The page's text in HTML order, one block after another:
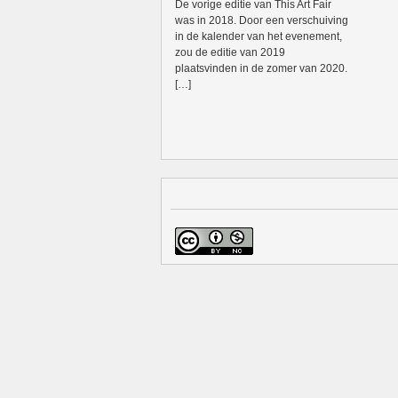
De vorige editie van This Art Fair
was in 2018. Door een verschuiving
in de kalender van het evenement,
zou de editie van 2019
plaatsvinden in de zomer van 2020.
[…]